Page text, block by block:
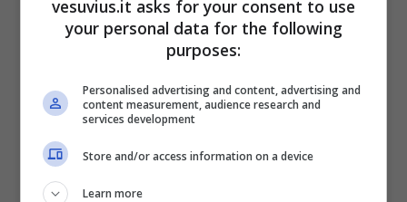
vesuvius.it asks for your consent to use
your personal data for the following
purposes:
Personalised advertising and content, advertising and
content measurement, audience research and
services development
Store and/or access information on a device
Learn more